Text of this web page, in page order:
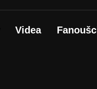
Videa